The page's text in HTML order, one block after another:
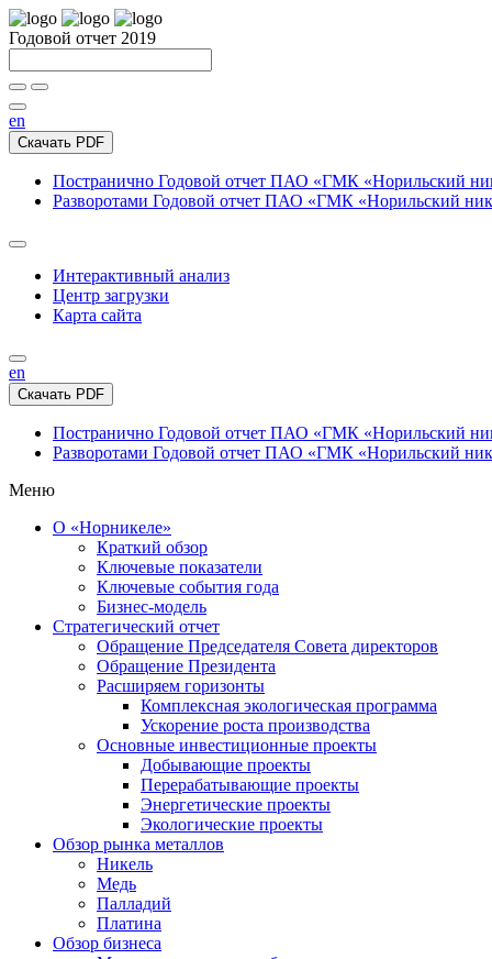
Годовой отчет 2019
en
Скачать PDF
Постранично Годовой отчет ПАО «ГМК «Норильский
Разворотами Годовой отчет ПАО «ГМК «Норильский
Интерактивный анализ
Центр загрузки
Карта сайта
en
Скачать PDF
Постранично Годовой отчет ПАО «ГМК «Норильский
Разворотами Годовой отчет ПАО «ГМК «Норильский
Меню
О «Норникеле»
Краткий обзор
Ключевые показатели
Ключевые события года
Бизнес-модель
Стратегический отчет
Обращение Председателя Совета директоров
Обращение Президента
Расширяем горизонты
Комплексная экологическая программа
Ускорение роста производства
Основные инвестиционные проекты
Добывающие проекты
Перерабатывающие проекты
Энергетические проекты
Экологические проекты
Обзор рынка металлов
Никель
Медь
Палладий
Платина
Обзор бизнеса